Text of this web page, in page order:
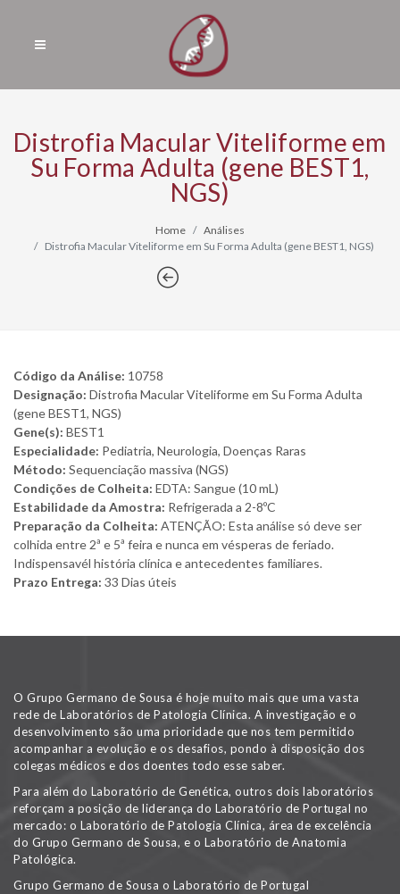
Distrofia Macular Viteliforme em
Su Forma Adulta (gene BEST1,
NGS)
Home
Análises
Distrofia Macular Viteliforme em Su Forma Adulta (gene BEST1, NGS)
Código da Análise: 10758
Designação: Distrofia Macular Viteliforme em Su Forma Adulta
(gene BEST1, NGS)
Gene(s): BEST1
Especialidade: Pediatria, Neurologia, Doenças Raras
Método: Sequenciação massiva (NGS)
Condições de Colheita: EDTA: Sangue (10 mL)
Estabilidade da Amostra: Refrigerada a 2-8ºC
Preparação da Colheita: ATENÇÃO: Esta análise só deve ser
colhida entre 2ª e 5ª feira e nunca em vésperas de feriado.
Indispensavél história clínica e antecedentes familiares.
Prazo Entrega: 33 Dias úteis
O Grupo Germano de Sousa é hoje muito mais que uma vasta
rede de Laboratórios de Patologia Clínica. A investigação e o
desenvolvimento são uma prioridade que nos tem permitido
acompanhar a evolução e os desafios, pondo à disposição dos
colegas médicos e dos doentes todo esse saber.
Para além do Laboratório de Genética, outros dois laboratórios
reforçam a posição de liderança do Laboratório de Portugal no
mercado: o Laboratório de Patologia Clínica, área de excelência
do Grupo Germano de Sousa, e o Laboratório de Anatomia
Patológica.
Grupo Germano de Sousa o Laboratório de Portugal